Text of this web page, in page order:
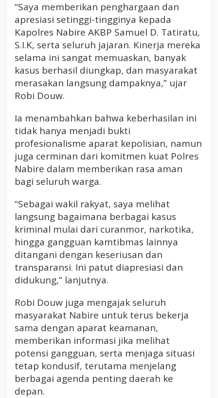
r
e
S
e
r
t
a
S
u
r
u
J
a
j
r
a
n
e
p
o
l
s
n
R
e
s
o
“Saya memberikan penghargaan dan
apresiasi setinggi-tingginya kepada
Kapolres Nabire AKBP Samuel D. Tatiratu,
S.I.K, serta seluruh jajaran. Kinerja mereka
selama ini sangat memuaskan, banyak
kasus berhasil diungkap, dan masyarakat
merasakan langsung dampaknya,” ujar
Robi Douw.
Ia menambahkan bahwa keberhasilan ini
tidak hanya menjadi bukti
profesionalisme aparat kepolisian, namun
juga cerminan dari komitmen kuat Polres
Nabire dalam memberikan rasa aman
bagi seluruh warga.
“Sebagai wakil rakyat, saya melihat
langsung bagaimana berbagai kasus
kriminal mulai dari curanmor, narkotika,
hingga gangguan kamtibmas lainnya
ditangani dengan keseriusan dan
transparansi. Ini patut diapresiasi dan
didukung,” lanjutnya.
Robi Douw juga mengajak seluruh
masyarakat Nabire untuk terus bekerja
sama dengan aparat keamanan,
memberikan informasi jika melihat
potensi gangguan, serta menjaga situasi
tetap kondusif, terutama menjelang
berbagai agenda penting daerah ke
depan.